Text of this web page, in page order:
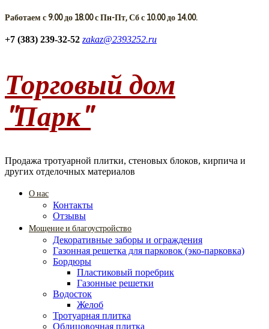
Работаем с 9.00 до 18.00 с Пн-Пт, Сб с 10.00 до 14.00.
+7 (383) 239-32-52 zakaz@2393252.ru
Торговый дом
"Парк"
Продажа тротуарной плитки, стеновых блоков, кирпича и
других отделочных материалов
О нас
Контакты
Отзывы
Мощение и благоустройство
Декоративные заборы и ограждения
Газонная решетка для парковок (эко-парковка)
Бордюры
Пластиковый поребрик
Газонные решетки
Водосток
Желоб
Тротуарная плитка
Облицовочная плитка